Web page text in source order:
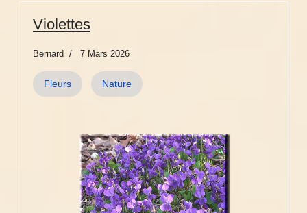
Violettes
Bernard 7 Mars 2026
Fleurs Nature